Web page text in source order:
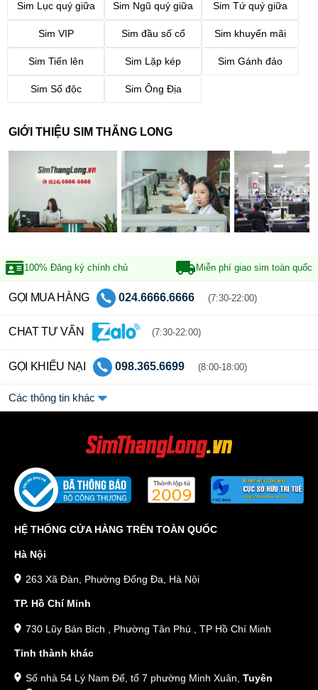
Sim Lục quý giữa Sim Ngũ quý giữa Sim Tứ quý giữa
Sim VIP Sim đầu số cổ Sim khuyến mãi
Sim Tiến lên Sim Lặp kép Sim Gánh đảo
Sim Số độc Sim Ông Địa
GIỚI THIỆU SIM THĂNG LONG
100% Đăng ký chính chủ Miễn phí giao sim toàn quốc
GỌI MUA HÀNG 024.6666.6666 (7:30-22:00)
CHAT TƯ VẤN (7:30-22:00)
GỌI KHIẾU NẠI 098.365.6699 (8:00-18:00)
Các thông tin khác
HỆ THỐNG CỬA HÀNG TRÊN TOÀN QUỐC
Hà Nội
263 Xã Đàn, Phường Đống Đa, Hà Nội
TP. Hồ Chí Minh
730 Lũy Bán Bích , Phường Tân Phú , TP Hồ Chí Minh
Tỉnh thành khác
Số nhà 54 Lý Nam Đế, tổ 7 phường Minh Xuân, Tuyên